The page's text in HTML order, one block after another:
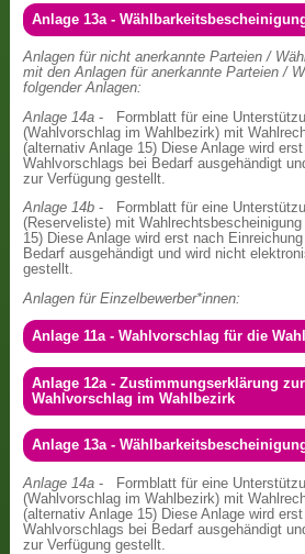
Anlage 13a -
Anlagen für nicht anerkannte Parteien /
mit den Anlagen für anerkannte Parteien /
folgender Anlagen:
Anlage 14a - Formblatt für eine
(Wahlvorschlag im Wahlbezirk) mit
(alternativ Anlage 15) Diese Anlage wird
Wahlvorschlags bei Bedarf ausgehändigt
zur Verfügung gestellt.
Anlage 14b - Formblatt für eine
(Reserveliste) mit
15) Diese Anlage wird erst nach
Bedarf ausgehändigt und wird nicht
gestellt.
Anlagen für Einzelbewerber*innen:
Anlage 11a - Wahlvorschlag für die
Anlage 12a - Zustimmungserklärung
Wahlvorschlag im Wahlbezirk
Anlage 13a -
Anlage 14a - Formblatt für eine
(Wahlvorschlag im Wahlbezirk) mit
(alternativ Anlage 15) Diese Anlage wird
Wahlvorschlags bei Bedarf ausgehändigt
zur Verfügung gestellt.